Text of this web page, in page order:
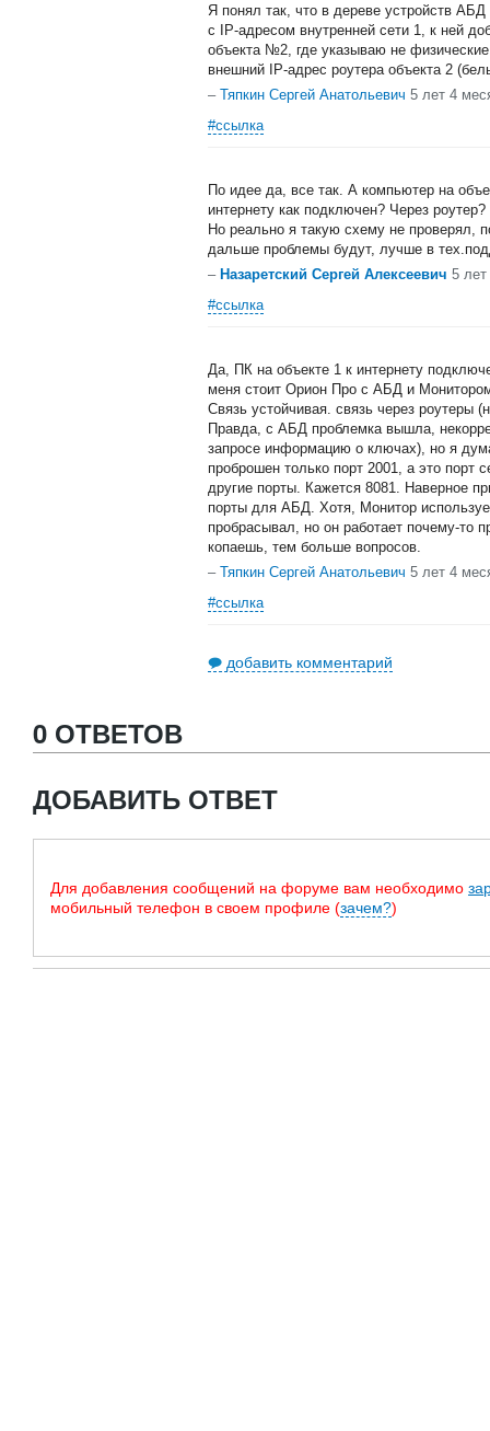
Я понял так, что в дереве устройств
c IP-адресом внутренней сети 1, к ней
объекта №2, где указываю не
внешний IP-адрес роутера объекта 2
– Тяпкин Сергей Анатольевич 5 лет 4
#ссылка
По идее да, все так. А компьютер на
интернету как подключен? Через
Но реально я такую схему не проверял,
дальше проблемы будут, лучше в
– Назаретский Сергей Алексеевич 5
#ссылка
Да, ПК на объекте 1 к интернету
меня стоит Орион Про с АБД и
Связь устойчивая. связь через роутеры
Правда, с АБД проблемка вышла,
запросе информацию о ключах), но я
проброшен только порт 2001, а это порт
другие порты. Кажется 8081. Наверное
порты для АБД. Хотя, Монитор
пробрасывал, но он работает почему-то
копаешь, тем больше вопросов.
– Тяпкин Сергей Анатольевич 5 лет 4
#ссылка
добавить комментарий
0 ОТВЕТОВ
ДОБАВИТЬ ОТВЕТ
Для добавления сообщений на форуме вам необходимо
мобильный телефон в своем профиле (зачем?)